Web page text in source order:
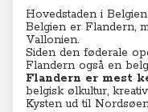
Hovedstaden i
Belgien er Flandern,
Vallonien.
Siden den føderale
Flandern også en
Flandern er mest
belgisk ølkultur,
Kysten ud til